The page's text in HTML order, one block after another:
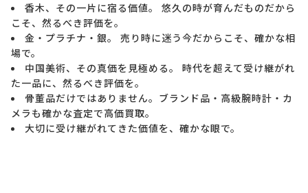
香木、その一片に宿る価値。 悠久の時が育んだものだから
こそ、然るべき評価を。
金・プラチナ・銀。 売り時に迷う今だからこそ、確かな相
場で。
中国美術、その真価を見極める。 時代を超えて受け継がれ
た一品に、然るべき評価を。
骨董品だけではありません。ブランド品・高級腕時計・カ
メラも確かな査定で高価買取。
大切に受け継がれてきた価値を、確かな眼で。